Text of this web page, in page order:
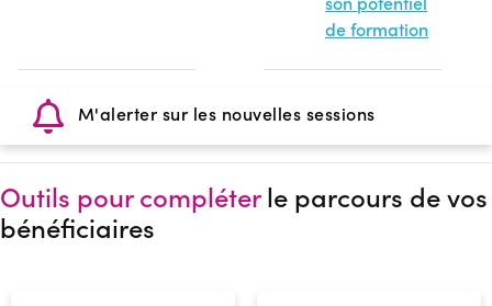
de formation
M'alerter sur les nouvelles sessions
Outils pour compléterle parcours de vos
bénéficiaires